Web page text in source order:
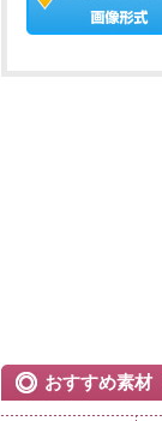
おすすめ素材